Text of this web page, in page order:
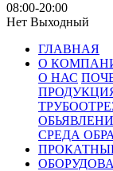
08:00-20:00
Нет Выходный
ГЛАВНАЯ
О
О НАС
СРЕДА